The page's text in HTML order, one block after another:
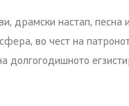
драмски настап, песна
во чест на
долгогодишното